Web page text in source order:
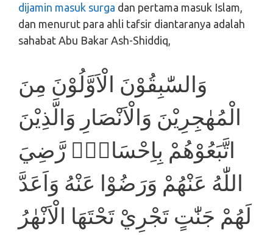
dijamin masuk surga dan pertama masuk Islam,
dan menurut para ahli tafsir diantaranya adalah
sahabat Abu Bakar Ash-Shiddiq,
وَالسّٰبِقُوْنَ الْاَوَّلُوْنَ مِنَ
الْمُهٰجِرِيْنَ وَالْاَنْصَارِ وَالَّذِيْنَ
اتَّبَعُوْهُمْ بِاِحْسَانٍۙ رَّضِيَ
اللّٰهُ عَنْهُمْ وَرَضُوْا عَنْهُ وَاَعَدَّ
لَهُمْ جَنّٰتٍ تَجْرِيْ تَحْتَهَا الْاَنْهٰرُ